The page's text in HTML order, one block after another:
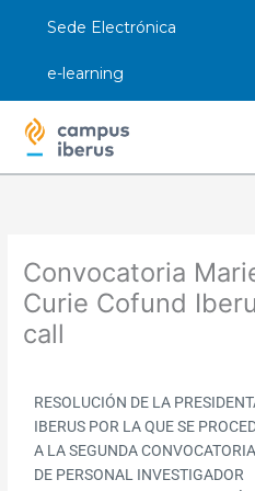
Sede Electrónica
e-learning
Convocatoria
Curie Cofund
call
RESOLUCIÓN DE LA
IBERUS POR LA QUE SE
A LA SEGUNDA
DE PERSONAL INVESTIGADOR